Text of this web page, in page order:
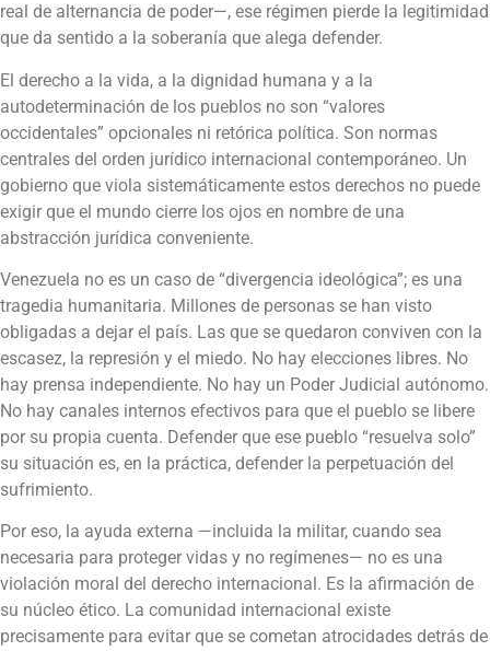
real de alternancia de poder—, ese régimen pierde la legitimidad
que da sentido a la soberanía que alega defender.
El derecho a la vida, a la dignidad humana y a la
autodeterminación de los pueblos no son “valores
occidentales” opcionales ni retórica política. Son normas
centrales del orden jurídico internacional contemporáneo. Un
gobierno que viola sistemáticamente estos derechos no puede
exigir que el mundo cierre los ojos en nombre de una
abstracción jurídica conveniente.
Venezuela no es un caso de “divergencia ideológica”; es una
tragedia humanitaria. Millones de personas se han visto
obligadas a dejar el país. Las que se quedaron conviven con la
escasez, la represión y el miedo. No hay elecciones libres. No
hay prensa independiente. No hay un Poder Judicial autónomo.
No hay canales internos efectivos para que el pueblo se libere
por su propia cuenta. Defender que ese pueblo “resuelva solo”
su situación es, en la práctica, defender la perpetuación del
sufrimiento.
Por eso, la ayuda externa —incluida la militar, cuando sea
necesaria para proteger vidas y no regímenes— no es una
violación moral del derecho internacional. Es la afirmación de
su núcleo ético. La comunidad internacional existe
precisamente para evitar que se cometan atrocidades detrás de